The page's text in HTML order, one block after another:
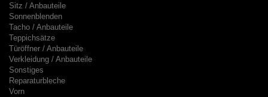
Sitz / Anbauteile
Sonnenblenden
Tacho / Anbauteile
Teppichsätze
Türöffner / Anbauteile
Verkleidung / Anbauteile
Sonstiges
Reparaturbleche
Vorn